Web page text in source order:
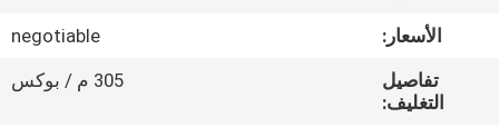
المعمل
الأسعار:
negotiable
تفاصيل
التغليف:
305 م / بوكس